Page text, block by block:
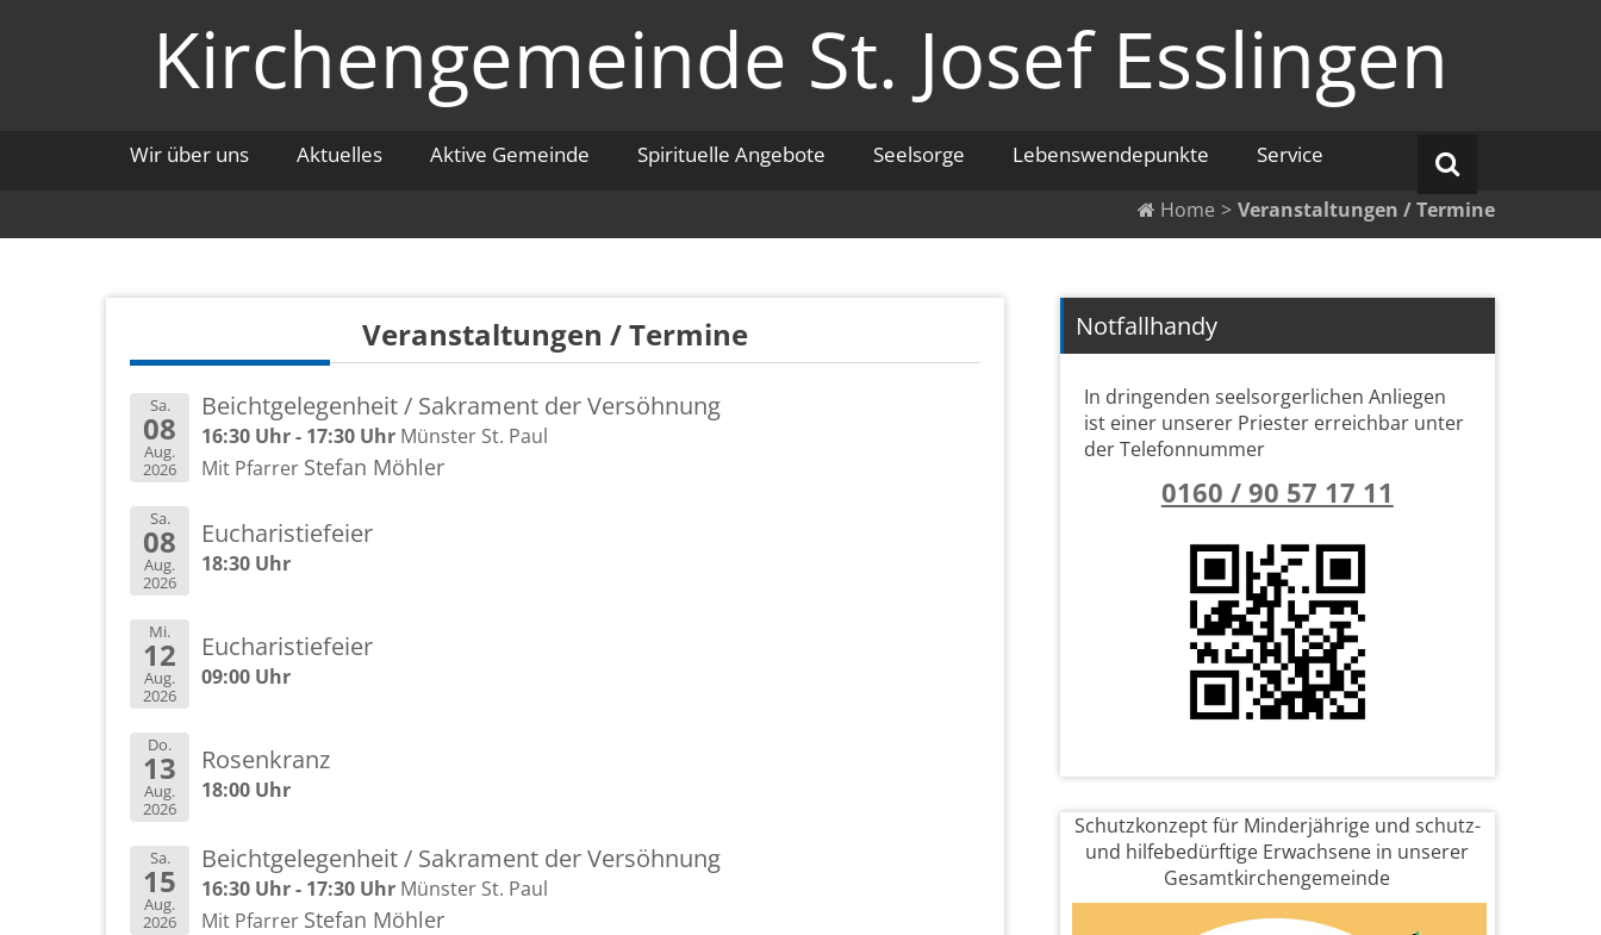
Kirchengemeinde St. Josef Esslingen
Wir über uns Aktuelles Aktive Gemeinde Spirituelle Angebote Seelsorge Lebenswendepunkte Service
Home > Veranstaltungen / Termine
Ver­an­stal­tun­gen / Ter­mi­ne
Sa.
08
Aug.
2026
Beicht­ge­le­gen­heit / Sa­kra­ment der Ver­söh­nung
16:30 Uhr - 17:30 Uhr Müns­ter St. Paul
Mit Pfar­rer Ste­fan Möh­ler
Sa.
08
Aug.
2026
Eu­cha­ris­tie­fei­er
18:30 Uhr
Mi.
12
Aug.
2026
Eu­cha­ris­tie­fei­er
09:00 Uhr
Do.
13
Aug.
2026
Ro­sen­kranz
18:00 Uhr
Sa.
15
Aug.
2026
Beicht­ge­le­gen­heit / Sa­kra­ment der Ver­söh­nung
16:30 Uhr - 17:30 Uhr Müns­ter St. Paul
Mit Pfar­rer Ste­fan Möh­ler
Notfallhandy
In dringenden seelsorgerlichen Anliegen
ist einer unserer Priester erreichbar unter
der Telefonnummer
0160 / 90 57 17 11
Schutzkonzept für Minderjährige und schutz-
und hilfebedürftige Erwachsene in unserer
Gesamtkirchengemeinde